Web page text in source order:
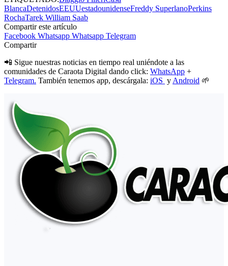
BlancaDetenidosEEUUestadounidenseFreddy SuperlanoPerkins
RochaTarek William Saab
Compartir este artículo
Facebook Whatsapp Whatsapp Telegram
Compartir
📲 Sigue nuestras noticias en tiempo real uniéndote a las
comunidades de Caraota Digital dando click: WhatsApp +
Telegram. También tenemos app, descárgala: iOS y Android 🌱